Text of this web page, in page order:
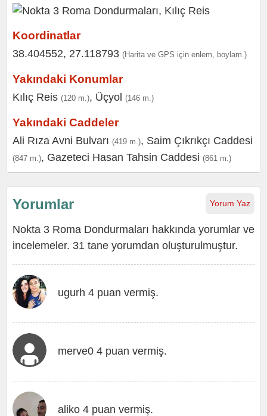
Koordinatlar
38.404552, 27.118793 (Harita ve GPS için enlem, boylam.)
Yakındaki Konumlar
Kılıç Reis (120 m.), Üçyol (146 m.)
Yakındaki Caddeler
Ali Rıza Avni Bulvarı (419 m.), Saim Çıkrıkçı Caddesi
(847 m.), Gazeteci Hasan Tahsin Caddesi (861 m.)
Yorum Yaz
Yorumlar
Nokta 3 Roma Dondurmaları hakkında yorumlar ve
incelemeler. 31 tane yorumdan oluşturulmuştur.
ugurh 4 puan vermiş.
merve0 4 puan vermiş.
aliko 4 puan vermiş.